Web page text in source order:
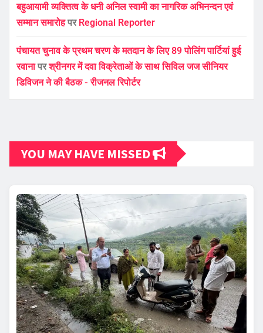
बहुआयामी व्यक्तित्व के धनी अनिल स्वामी का नागरिक अभिनन्दन एवं
सम्मान समारोहपर Regional Reporter
पंचायत चुनाव के प्रथम चरण के मतदान के लिए 89 पोलिंग पार्टियां हुई
रवानापरश्रीनगर में दवा विक्रेताओं के साथ सिविल जज सीनियर
डिविजन ने की बैठक - रीजनल रिपोर्टर
YOU MAY HAVE MISSED